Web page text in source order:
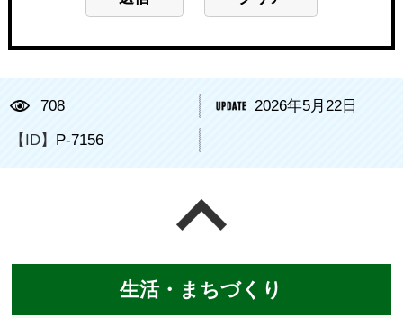
708 2026年5月22日
【ID】 P-7156
生活・まちづくり